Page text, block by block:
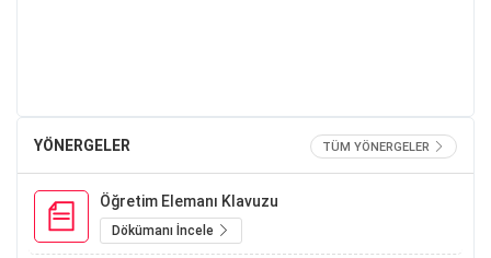
YÖNERGELER TÜM YÖNERGELER
Öğretim Elemanı Klavuzu
Dökümanı İncele